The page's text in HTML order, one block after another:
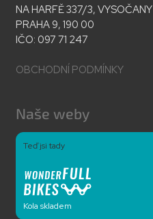
NA HARFĚ 337/3, VYSOČANY
PRAHA 9, 190 00
IČO: 097 71 247
OBCHODNÍ PODMÍNKY
Naše weby
Teď jsi tady
Kola skladem